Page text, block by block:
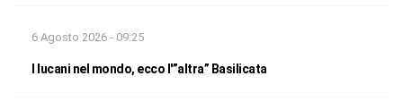
6 Agosto 2026 - 09:25
I lucani nel mondo, ecco l'”altra” Basilicata